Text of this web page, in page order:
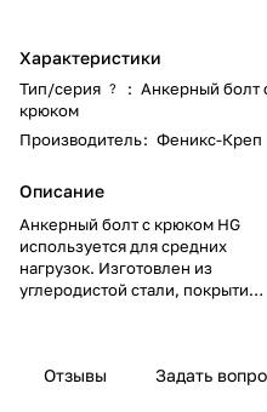
Характеристики
Тип/серия ? : Анкерный болт
крюком
Производитель: Феникс-Креп
Описание
Анкерный болт с крюком HG
используется для средних
нагрузок. Изготовлен из
углеродистой стали, покрытие –
основаниям из полнотелого
Отзывы Задать